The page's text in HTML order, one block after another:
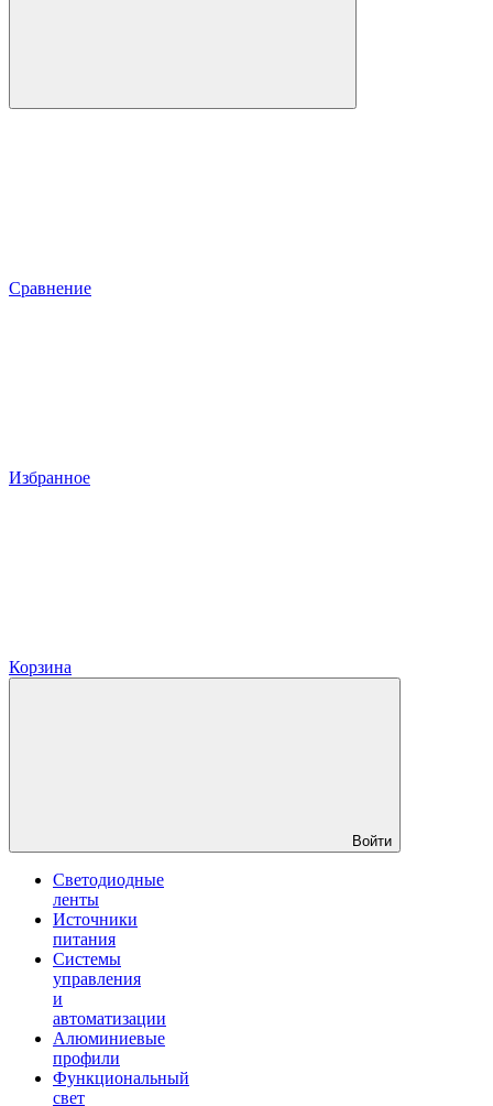
Сравнение
Избранное
Корзина
Войти
Светодиодные
ленты
Источники
питания
Системы
управления
и
автоматизации
Алюминиевые
профили
Функциональный
свет